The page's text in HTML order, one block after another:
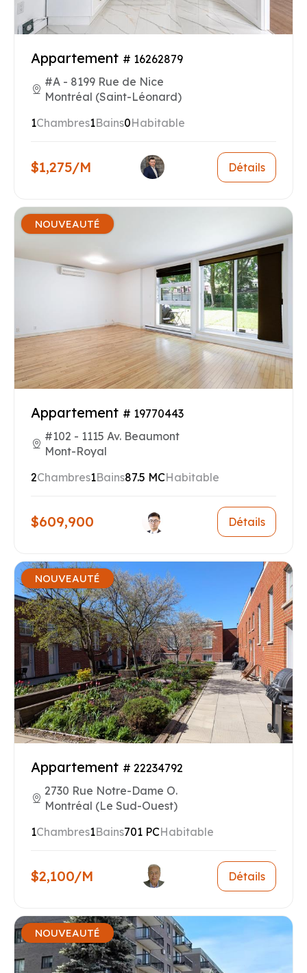
Appartement # 16262879
#A - 8199 Rue de Nice
Montréal (Saint-Léonard)
1Chambres1Bains0Habitable
$1,275/M Détails
NOUVEAUTÉ
Appartement # 19770443
#102 - 1115 Av. Beaumont
Mont-Royal
2Chambres1Bains87.5 MCHabitable
$609,900 Détails
NOUVEAUTÉ
Appartement # 22234792
2730 Rue Notre-Dame O.
Montréal (Le Sud-Ouest)
1Chambres1Bains701 PCHabitable
$2,100/M Détails
NOUVEAUTÉ